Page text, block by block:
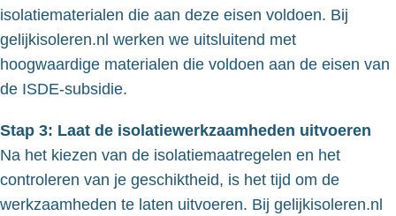
isolatiematerialen die aan deze eisen voldoen. Bij
gelijkisoleren.nl werken we uitsluitend met
hoogwaardige materialen die voldoen aan de eisen van
de ISDE-subsidie.
Stap 3: Laat de isolatiewerkzaamheden uitvoeren
Na het kiezen van de isolatiemaatregelen en het
controleren van je geschiktheid, is het tijd om de
werkzaamheden te laten uitvoeren. Bij gelijkisoleren.nl